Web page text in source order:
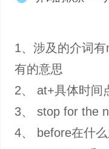
1、涉及的介词
有的意思
2、 at+具体时间
3、 stop for the
4、 before在什